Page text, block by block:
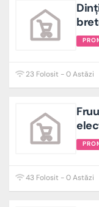
23 Folosit - 0 Astăzi
43 Folosit - 0 Astăzi